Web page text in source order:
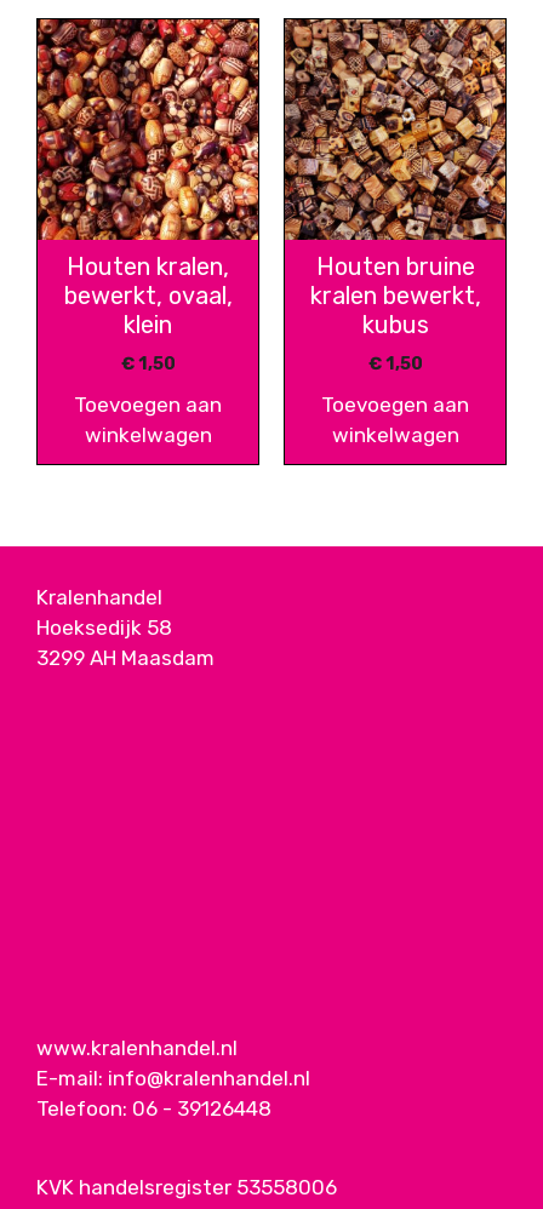
Houten kralen,
bewerkt, ovaal,
klein
€1,50
Toevoegen aan
winkelwagen
Houten bruine
kralen bewerkt,
kubus
€1,50
Toevoegen aan
winkelwagen
Kralenhandel
Hoeksedijk 58
3299 AH Maasdam
www.kralenhandel.nl
E-mail: info@kralenhandel.nl
Telefoon: 06 - 39126448
KVK handelsregister 53558006